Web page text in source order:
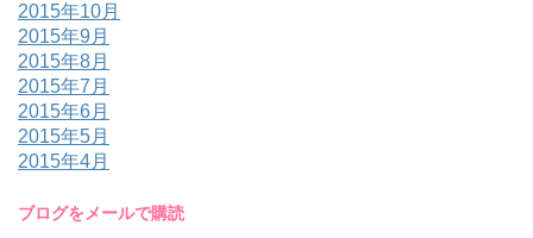
2015年10月
2015年9月
2015年8月
2015年7月
2015年6月
2015年5月
2015年4月
ブログをメールで購読